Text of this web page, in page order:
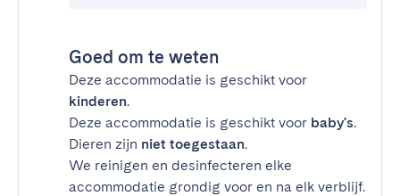
Goed om te weten
Deze accommodatie is geschikt voor
kinderen.
Deze accommodatie is geschikt voor baby's.
Dieren zijn niet toegestaan.
We reinigen en desinfecteren elke
accommodatie grondig voor en na elk verblijf.